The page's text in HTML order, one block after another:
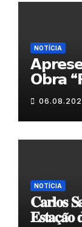
NOTÍCIA
𝗢𝗯𝗿𝗮
𝗲𝗹𝗮
NOTÍCIA
𝐂𝐚𝐫𝐥𝐨𝐬
𝐄𝐬𝐭𝐚𝐜̧𝐚̃𝐨